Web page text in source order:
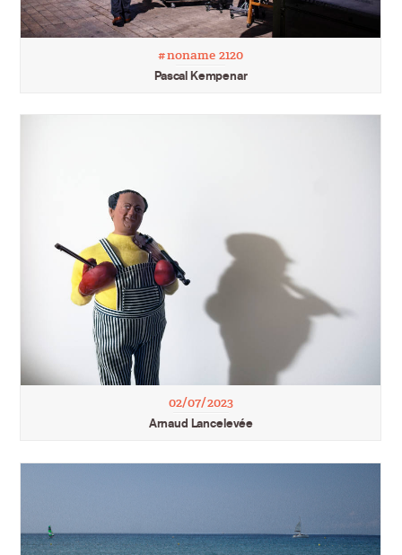
#noname 2120
Pascal Kempenar
02/07/2023
Arnaud Lancelevée